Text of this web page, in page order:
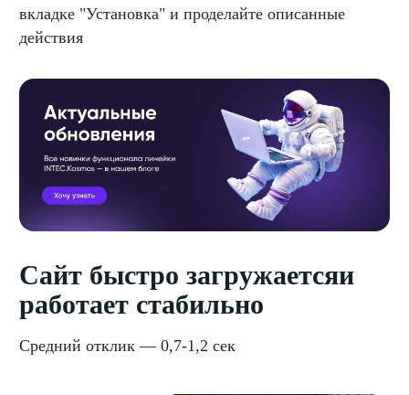
вкладке "Установка" и проделайте описанные
действия
Сайт быстро загружаетсяи
работает стабильно
Средний отклик — 0,7-1,2 сек